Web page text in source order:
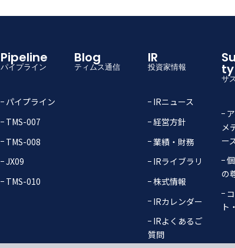
Pipeline
パイプライン
パイプライン
TMS-007
TMS-008
JX09
TMS-010
Blog
ティムス通信
IR
投資家情報
IRニュース
経営方針
業績・財務
IRライブラリ
株式情報
IRカレンダー
IRよくあるご
質問
Sustainabili
ty
サ
メ
ー
の
ト